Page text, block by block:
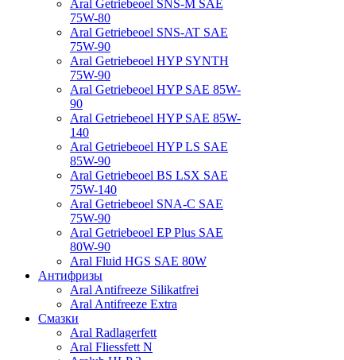
Aral Getriebeoel SNS-M SAE
75W-80
Aral Getriebeoel SNS-AT SAE
75W-90
Aral Getriebeoel HYP SYNTH
75W-90
Aral Getriebeoel HYP SAE 85W-
90
Aral Getriebeoel HYP SAE 85W-
140
Aral Getriebeoel HYP LS SAE
85W-90
Aral Getriebeoel BS LSX SAE
75W-140
Aral Getriebeoel SNA-C SAE
75W-90
Aral Getriebeoel EP Plus SAE
80W-90
Aral Fluid HGS SAE 80W
Антифризы
Aral Antifreeze Silikatfrei
Aral Antifreeze Extra
Смазки
Aral Radlagerfett
Aral Fliessfett N